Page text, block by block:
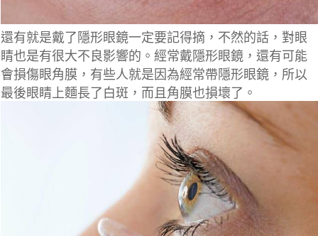
還有就是戴了隱形眼鏡一定要記得摘，不然的話，對眼
睛也是有很大不良影響的。經常戴隱形眼鏡，還有可能
會損傷眼角膜，有些人就是因為經常帶隱形眼鏡，所以
最後眼睛上麵長了白斑，而且角膜也損壞了。